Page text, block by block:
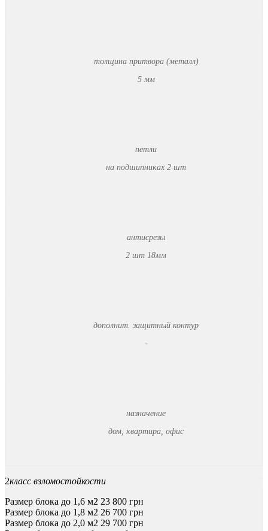
толщина притвора (металл)
5 мм
петли
на подшипниках 2 шт
антисрезы
2 шт 18мм
дополнит. защитный контур
-
назначение
дом, квартира, офис
2класс взломостойкости
Размер блока до 1,6 м2 23 800 грн
Размер блока до 1,8 м2 26 700 грн
Размер блока до 2,0 м2 29 700 грн